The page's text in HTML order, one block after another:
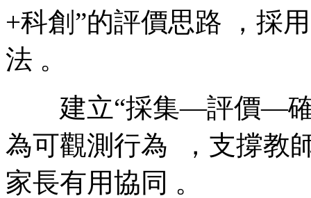
+科創”的評價思路 ，
法 。
建立“採集—評價—確診
為可觀測行為  ，支撐教
家長有用協同 。